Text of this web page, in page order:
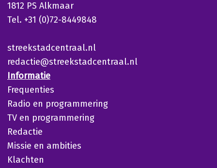
1812 PS Alkmaar
Tel. +31 (0)72-8449848
streekstadcentraal.nl
redactie@streekstadcentraal.nl
Informatie
Frequenties
Radio en programmering
TV en programmering
Redactie
Missie en ambities
Klachten